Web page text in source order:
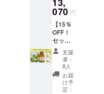
種セッ
ト（各2
袋）
Campfi
re特別
価格
10,000
量 ・抹
茶テ
リー
070 円
【15％
OFF！
セット
割！】
茶乃美
プロテ
イン60
日分×抹
茶クラ
支援
者：
8人
お届
け予
定：